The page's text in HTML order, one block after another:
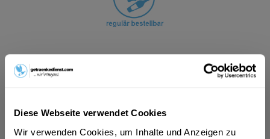
Diese Webseite verwendet Cookies
Wir verwenden Cookies, um Inhalte und Anzeigen zu
ab 3,39 € *
inkl. MwSt.ggf. zzgl. Erschwerniszuschlag